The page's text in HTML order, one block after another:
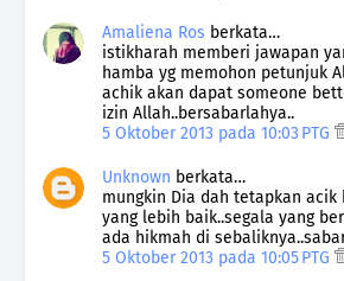
Amaliena Ros berkata…
istikharah memberi jawapan
hamba yg memohon petunjuk
achik akan dapat someone
izin Allah..bersabarlahya..
5 Oktober 2013 pada 10:03 PTG
Unknown berkata…
mungkin Dia dah tetapkan acik
yang lebih baik..segala yang
ada hikmah di
5 Oktober 2013 pada 10:05 PTG